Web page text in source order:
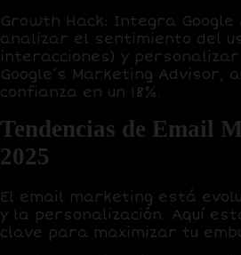
Growth Hack: Integra
analizar el sentimiento del
interacciones) y
Google’s Marketing Advisor,
confianza en un 18%.
Tendencias de Email
2025
El email marketing está
y la personalización. Aquí
clave para maximizar tu